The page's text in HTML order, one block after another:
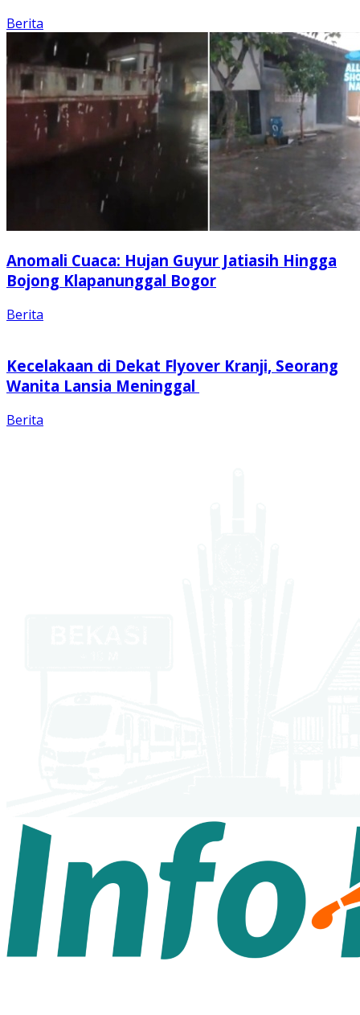
Berita
Anomali Cuaca: Hujan Guyur Jatiasih Hingga
Bojong Klapanunggal Bogor
Berita
Kecelakaan di Dekat Flyover Kranji, Seorang
Wanita Lansia Meninggal
Berita